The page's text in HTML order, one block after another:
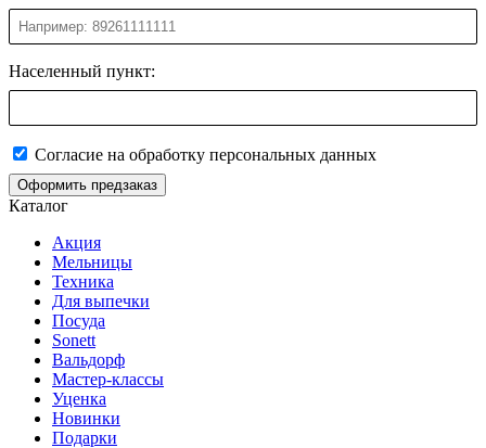
Населенный пункт:
Согласие на обработку персональных данных
Оформить предзаказ
Каталог
Акция
Мельницы
Техника
Для выпечки
Посуда
Sonett
Вальдорф
Мастер-классы
Уценка
Новинки
Подарки